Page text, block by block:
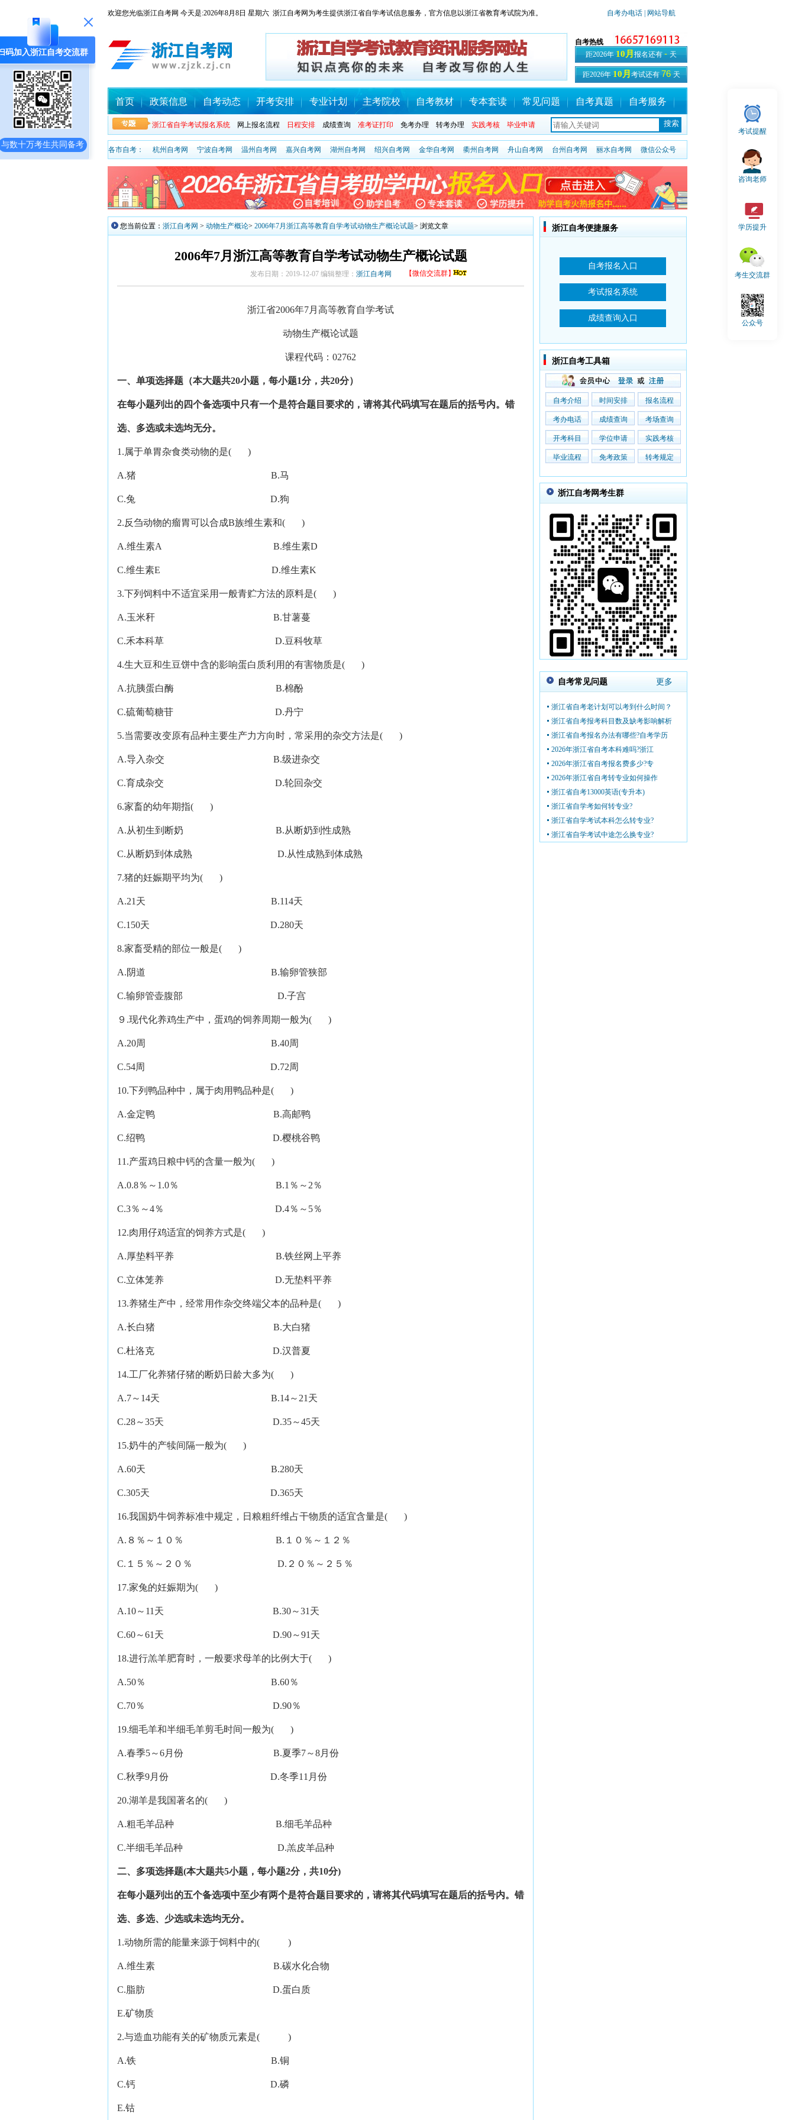
欢迎您光临浙江自考网 今天是:2026年8月8日 星期六 浙江自考网为考生提供浙江省自学考试信息服务，官方信息以浙江省教育考试院为准。 自考办电话 | 网站导航
自考热线
距2026年 10月 报名还有 - 天
距2026年 10月 考试还有 76 天
首页 政策信息 自考动态 开考安排 专业计划 主考院校 自考教材 专本套读 常见问题 自考真题 自考服务
浙江省自学考试报名系统 网上报名流程 日程安排 成绩查询 准考证打印 免考办理 转考办理 实践考核 毕业申请
各市自考： 杭州自考网 宁波自考网 温州自考网 嘉兴自考网 湖州自考网 绍兴自考网 金华自考网 衢州自考网 舟山自考网 台州自考网 丽水自考网 微信公众号
码加入浙江自考交流群
与数十万考生共同备考
您当前位置： 浙江自考网 > 动物生产概论> 2006年7月浙江高等教育自学考试动物生产概论试题> 浏览文章
2006年7月浙江高等教育自学考试动物生产概论试题
发布日期：2019-12-07 编辑整理： 浙江自考网 【微信交流群】
浙江省2006年7月高等教育自学考试
动物生产概论试题
课程代码：02762
一、单项选择题（本大题共20小题，每小题1分，共20分）
在每小题列出的四个备选项中只有一个是符合题目要求的，请将其代码填写在题后的括号内。错
选、多选或未选均无分。
1.属于单胃杂食类动物的是( )
A.猪 B.马
C.兔 D.狗
2.反刍动物的瘤胃可以合成B族维生素和( )
A.维生素A B.维生素D
C.维生素E D.维生素K
3.下列饲料中不适宜采用一般青贮方法的原料是( )
A.玉米秆 B.甘薯蔓
C.禾本科草 D.豆科牧草
4.生大豆和生豆饼中含的影响蛋白质利用的有害物质是( )
A.抗胰蛋白酶 B.棉酚
C.硫葡萄糖苷 D.丹宁
5.当需要改变原有品种主要生产力方向时，常采用的杂交方法是( )
A.导入杂交 B.级进杂交
C.育成杂交 D.轮回杂交
6.家畜的幼年期指( )
A.从初生到断奶 B.从断奶到性成熟
C.从断奶到体成熟 D.从性成熟到体成熟
7.猪的妊娠期平均为( )
A.21天 B.114天
C.150天 D.280天
8.家畜受精的部位一般是( )
A.阴道 B.输卵管狭部
C.输卵管壶腹部 D.子宫
９.现代化养鸡生产中，蛋鸡的饲养周期一般为( )
A.20周 B.40周
C.54周 D.72周
10.下列鸭品种中，属于肉用鸭品种是( )
A.金定鸭 B.高邮鸭
C.绍鸭 D.樱桃谷鸭
11.产蛋鸡日粮中钙的含量一般为( )
A.0.8％～1.0％ B.1％～2％
C.3％～4％ D.4％～5％
12.肉用仔鸡适宜的饲养方式是( )
A.厚垫料平养 B.铁丝网上平养
C.立体笼养 D.无垫料平养
13.养猪生产中，经常用作杂交终端父本的品种是( )
A.长白猪 B.大白猪
C.杜洛克 D.汉普夏
14.工厂化养猪仔猪的断奶日龄大多为( )
A.7～14天 B.14～21天
C.28～35天 D.35～45天
15.奶牛的产犊间隔一般为( )
A.60天 B.280天
C.305天 D.365天
16.我国奶牛饲养标准中规定，日粮粗纤维占干物质的适宜含量是( )
A.８％～１０％ B.１０％～１２％
C.１５％～２０％ D.２０％～２５％
17.家兔的妊娠期为( )
A.10～11天 B.30～31天
C.60～61天 D.90～91天
18.进行羔羊肥育时，一般要求母羊的比例大于( )
A.50％ B.60％
C.70％ D.90％
19.细毛羊和半细毛羊剪毛时间一般为( )
A.春季5～6月份 B.夏季7～8月份
C.秋季9月份 D.冬季11月份
20.湖羊是我国著名的( )
A.粗毛羊品种 B.细毛羊品种
C.半细毛羊品种 D.羔皮羊品种
二、多项选择题(本大题共5小题，每小题2分，共10分)
在每小题列出的五个备选项中至少有两个是符合题目要求的，请将其代码填写在题后的括号内。错
选、多选、少选或未选均无分。
1.动物所需的能量来源于饲料中的( )
A.维生素 B.碳水化合物
C.脂肪 D.蛋白质
E.矿物质
2.与造血功能有关的矿物质元素是( )
A.铁 B.铜
C.钙 D.磷
E.钴
浙江自考便捷服务
浙江自考工具箱
自考介绍 时间安排 报名流程
考办电话 成绩查询 考场查询
开考科目 学位申请 实践考核
毕业流程 免考政策 转考规定
浙江自考网考生群
自考常见问题 更多
浙江省自考老计划可以考到什么时间？
浙江省自考报考科目数及缺考影响解析
浙江省自考报名办法有哪些?自考学历
2026年浙江省自考本科难吗?浙江
2026年浙江省自考报名费多少?专
2026年浙江省自考转专业如何操作
浙江省自考13000英语(专升本)
浙江省自学考如何转专业?
浙江省自学考试本科怎么转专业?
浙江省自学考试中途怎么换专业?
考试提醒
咨询老师
学历提升
考生交流群
公众号